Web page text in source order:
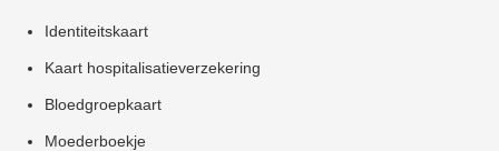
Identiteitskaart
Kaart hospitalisatieverzekering
Bloedgroepkaart
Moederboekje